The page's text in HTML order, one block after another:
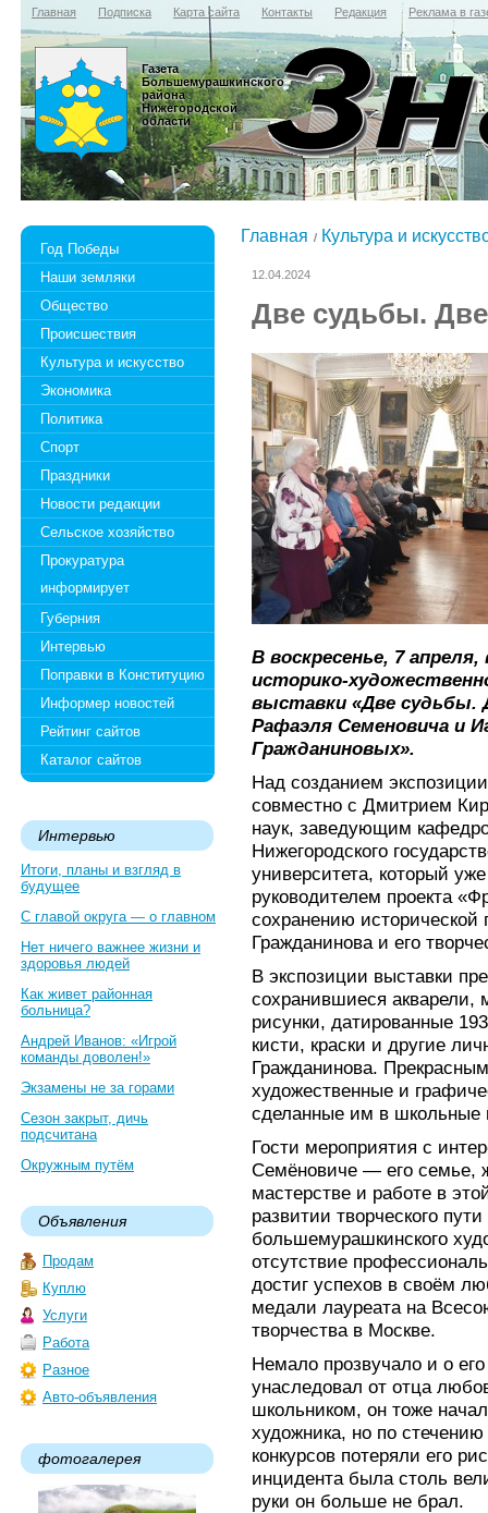
Главная Подписка Карта сайта Контакты Редакция Реклама в
Газета
Большемурашкинского
района
Нижегородской
области
Год Победы
Наши земляки
Общество
Происшествия
Культура и искусство
Экономика
Политика
Спорт
Праздники
Новости редакции
Сельское хозяйство
Прокуратура
информирует
Губерния
Интервью
Поправки в Конституцию
Информер новостей
Рейтинг сайтов
Каталог сайтов
Интервью
Итоги, планы и взгляд в
будущее
С главой округа — о главном
Нет ничего важнее жизни и
здоровья людей
Как живет районная
больница?
Андрей Иванов: «Игрой
команды доволен!»
Экзамены не за горами
Сезон закрыт, дичь
подсчитана
Окружным путём
Объявления
Продам
Куплю
Услуги
Работа
Разное
Авто-объявления
фотогалерея
Главная Культура и
12.04.2024
Две судьбы.
В воскресенье, 7
историко-
выставки «Две судьбы.
Рафаэля Семеновича и
Гражданиновых».
Над созданием
совместно с Дмитрием
наук, заведующим
Нижегородского
университета, который
руководителем проекта
сохранению
Гражданинова и его
В экспозиции выставки
сохранившиеся акварели,
рисунки, датированные
кисти, краски и другие
Гражданинова.
художественные и
сделанные им в школьные
Гости мероприятия с
Семёновиче — его семье,
мастерстве и работе в
развитии творческого
большемурашкинского
отсутствие
достиг успехов в своём
медали лауреата на
творчества в Москве.
Немало прозвучало и о
унаследовал от отца
школьником, он тоже
художника, но по
конкурсов потеряли его
инцидента была столь
руки он больше не брал.